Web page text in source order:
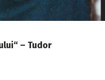
– Tudor